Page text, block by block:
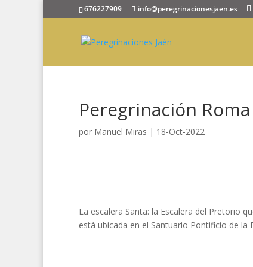
676227909 info@peregrinacionesjaen.es
Peregrinación
por Manuel Miras | 18-Oct-2022
La escalera Santa: la Escalera del Pretorio
está ubicada en el Santuario Pontificio de la